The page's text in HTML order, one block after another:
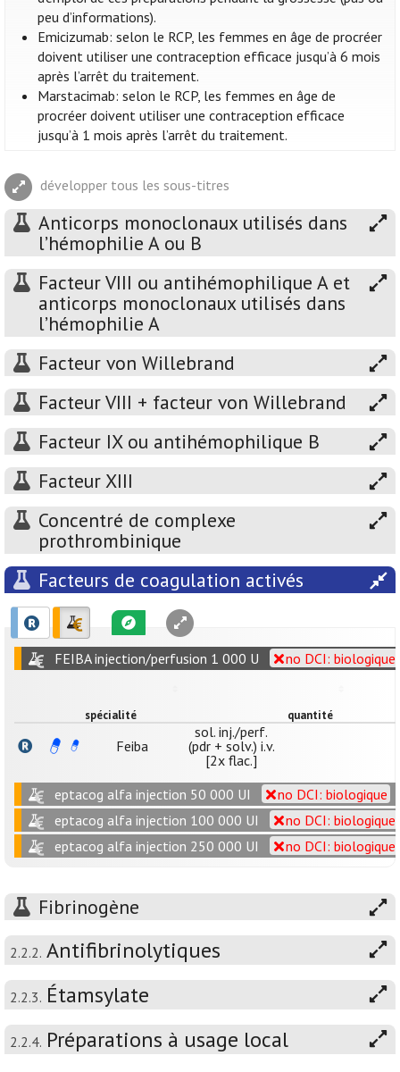
peu d’informations).
Emicizumab: selon le RCP, les femmes en âge de procréer
doivent utiliser une contraception efficace jusqu’à 6 mois
après l’arrêt du traitement.
Marstacimab: selon le RCP, les femmes en âge de
procréer doivent utiliser une contraception efficace
jusqu’à 1 mois après l’arrêt du traitement.
développer tous les sous-titres
Anticorps monoclonaux utilisés dans
l’hémophilie A ou B
Facteur VIII ou antihémophilique A et
anticorps monoclonaux utilisés dans
l’hémophilie A
Facteur von Willebrand
Facteur VIII + facteur von Willebrand
Facteur IX ou antihémophilique B
Facteur XIII
Concentré de complexe
prothrombinique
Facteurs de coagulation activés
FEIBA injection/perfusion 1 000 U no DCI: biologique
spécialité quantité
Feiba
sol. inj./perf.
(pdr + solv.) i.v.
[2x flac.]
eptacog alfa injection 50 000 UI
no DCI: biologique
eptacog alfa injection 100 000 UI
no DCI: biologique
eptacog alfa injection 250 000 UI
no DCI: biologique
Fibrinogène
2.2.2. Antifibrinolytiques
2.2.3. Étamsylate
2.2.4. Préparations à usage local